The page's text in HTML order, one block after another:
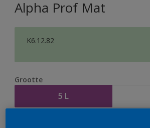
Alpha Prof Mat
K6.12.82
Grootte
5 L